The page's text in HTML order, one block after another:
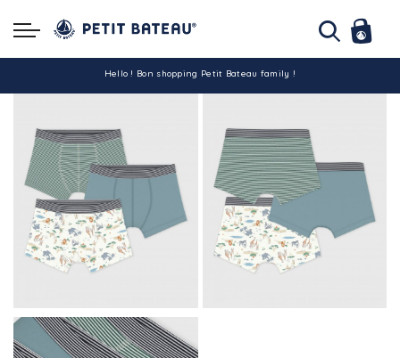
Hello ! Bon shopping Petit Bateau family !
La livraison est assurée partout en Tunisie !
-10% pour tout paiement par carte bancaire (hors promo)